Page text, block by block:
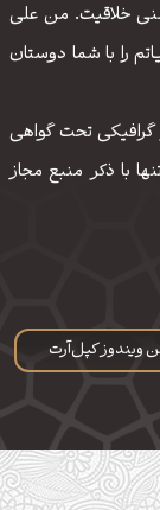
خلاقیت. من علی
را با شما دوستان
تحت گواهی
با ذکر منبع مجاز
ویندوز کپل‌آرت